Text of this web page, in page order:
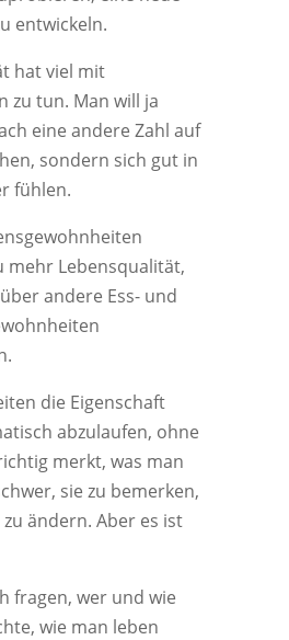
entwickeln.
hat viel mit
zu tun. Man will ja
eine andere Zahl auf
sondern sich gut in
fühlen.
mehr Lebensqualität,
andere Ess- und
die Eigenschaft
abzulaufen, ohne
merkt, was man
sie zu bemerken,
ändern. Aber es ist
fragen, wer und wie
wie man leben